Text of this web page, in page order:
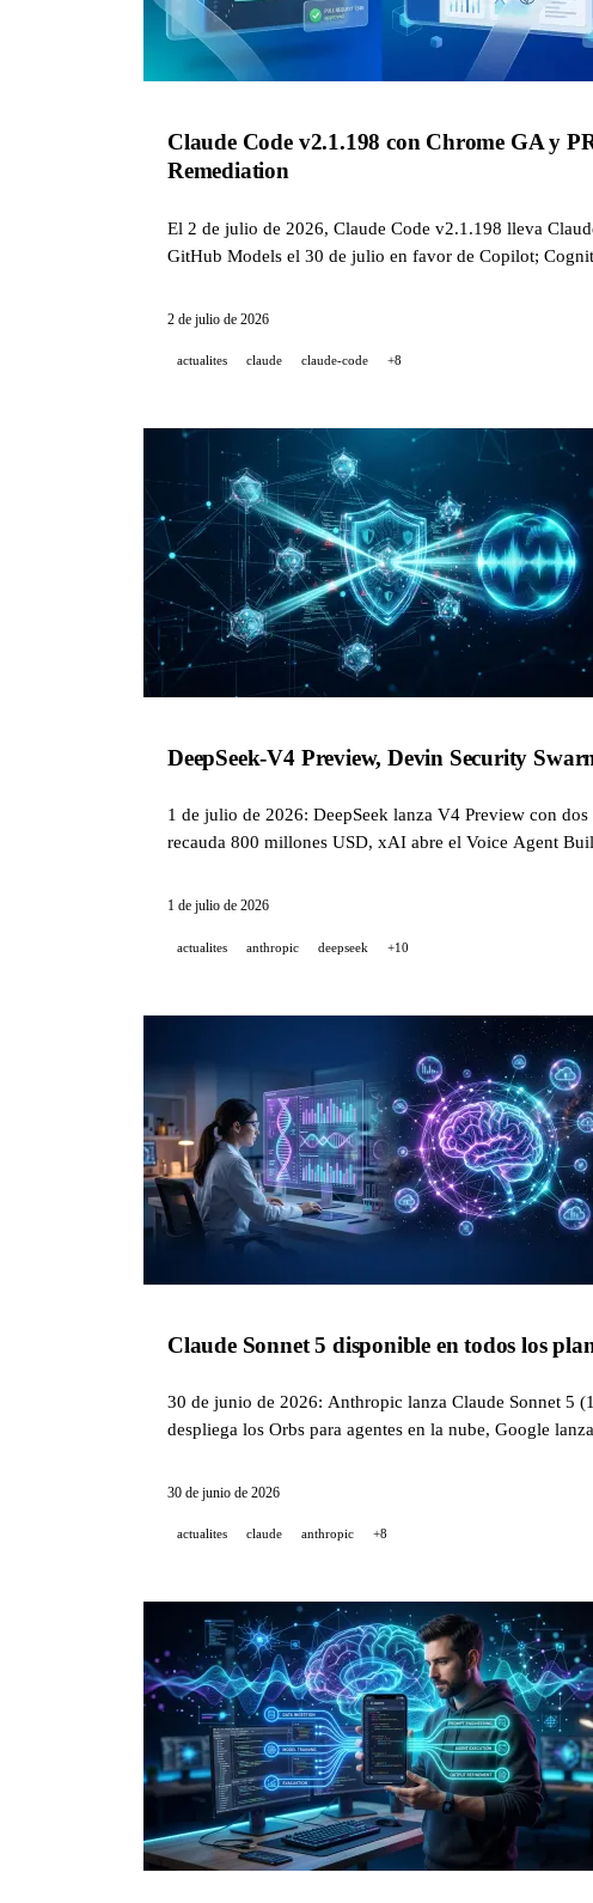
Claude Code v2.1.198 con Chrome GA y
Remediation
El 2 de julio de 2026, Claude Code v2.1.198 lleva
GitHub Models el 30 de julio en favor de Copilot;
2 de julio de 2026
actualites claude claude-code +8
DeepSeek-V4 Preview, Devin Security
1 de julio de 2026: DeepSeek lanza V4 Preview con
recauda 800 millones USD, xAI abre el Voice Agent
1 de julio de 2026
actualites anthropic deepseek +10
Claude Sonnet 5 disponible en todos los
30 de junio de 2026: Anthropic lanza Claude Sonnet 5
despliega los Orbs para agentes en la nube, Google
30 de junio de 2026
actualites claude anthropic +8